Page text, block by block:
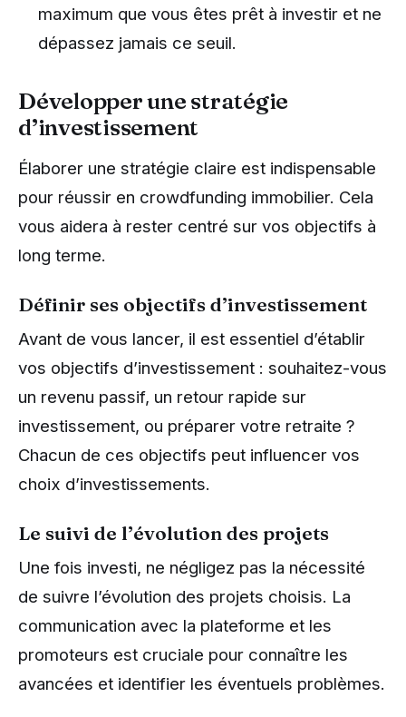
maximum que vous êtes prêt à investir et ne
dépassez jamais ce seuil.
Développer une stratégie
d’investissement
Élaborer une stratégie claire est indispensable
pour réussir en crowdfunding immobilier. Cela
vous aidera à rester centré sur vos objectifs à
long terme.
Définir ses objectifs d’investissement
Avant de vous lancer, il est essentiel d’établir
vos objectifs d’investissement : souhaitez-vous
un revenu passif, un retour rapide sur
investissement, ou préparer votre retraite ?
Chacun de ces objectifs peut influencer vos
choix d’investissements.
Le suivi de l’évolution des projets
Une fois investi, ne négligez pas la nécessité
de suivre l’évolution des projets choisis. La
communication avec la plateforme et les
promoteurs est cruciale pour connaître les
avancées et identifier les éventuels problèmes.